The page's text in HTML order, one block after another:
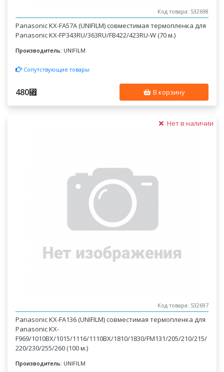
Код товара: 532698
Panasonic KX-FA57A (UNIFILM) совместимая термопленка для
Panasonic KX-FP343RU/363RU/FB422/423RU-W (70 м.)
Производитель: UNIFILM
Сопутствующие товары
480⃏ В корзину
Нет в наличии
Код товара: 532697
Panasonic KX-FA136 (UNIFILM) совместимая термопленка для
Panasonic KX-
F969/1010BX/1015/1116/1110BX/1810/1830/FM131/205/210/215/
220/230/255/260 (100 м.)
Производитель: UNIFILM